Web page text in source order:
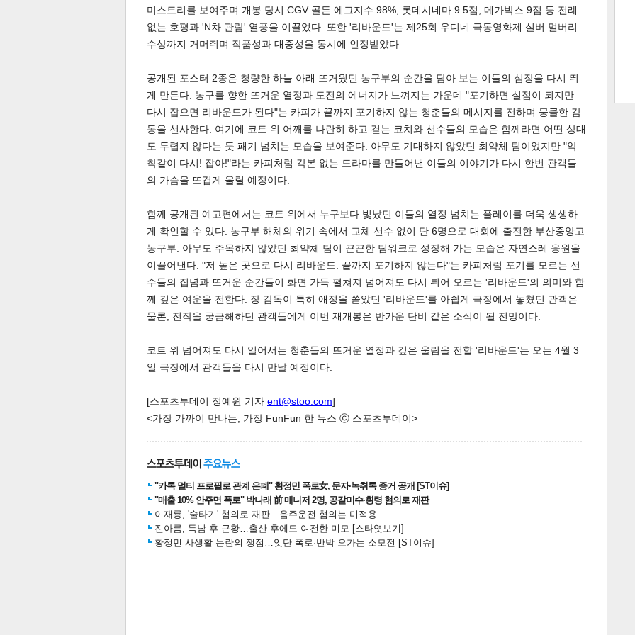
스북 터 공 공유 버블
달기
미스트리를 보여주며 개봉 당시 CGV 골든 에그지수 98%, 롯데시네마 9.5점, 메가박스 9점 등 전례
없는 호평과 'N차 관람' 열풍을 이끌었다. 또한 '리바운드'는 제25회 우디네 극동영화제 실버 멀버리
수상까지 거머쥐며 작품성과 대중성을 동시에 인정받았다.
공개된 포스터 2종은 청량한 하늘 아래 뜨거웠던 농구부의 순간을 담아 보는 이들의 심장을 다시 뛰
게 만든다. 농구를 향한 뜨거운 열정과 도전의 에너지가 느껴지는 가운데 "포기하면 실점이 되지만
다시 잡으면 리바운드가 된다"는 카피가 끝까지 포기하지 않는 청춘들의 메시지를 전하며 뭉클한 감
동을 선사한다. 여기에 코트 위 어깨를 나란히 하고 걷는 코치와 선수들의 모습은 함께라면 어떤 상대
도 두렵지 않다는 듯 패기 넘치는 모습을 보여준다. 아무도 기대하지 않았던 최약체 팀이었지만 "악
착같이 다시! 잡아!"라는 카피처럼 각본 없는 드라마를 만들어낸 이들의 이야기가 다시 한번 관객들
의 가슴을 뜨겁게 울릴 예정이다.
함께 공개된 예고편에서는 코트 위에서 누구보다 빛났던 이들의 열정 넘치는 플레이를 더욱 생생하
게 확인할 수 있다. 농구부 해체의 위기 속에서 교체 선수 없이 단 6명으로 대회에 출전한 부산중앙고
농구부. 아무도 주목하지 않았던 최약체 팀이 끈끈한 팀워크로 성장해 가는 모습은 자연스레 응원을
이끌어낸다. "저 높은 곳으로 다시 리바운드. 끝까지 포기하지 않는다"는 카피처럼 포기를 모르는 선
수들의 집념과 뜨거운 순간들이 화면 가득 펼쳐져 넘어져도 다시 튀어 오르는 '리바운드'의 의미와 함
께 깊은 여운을 전한다. 장 감독이 특히 애정을 쏟았던 '리바운드'를 아쉽게 극장에서 놓쳤던 관객은
물론, 전작을 궁금해하던 관객들에게 이번 재개봉은 반가운 단비 같은 소식이 될 전망이다.
코트 위 넘어져도 다시 일어서는 청춘들의 뜨거운 열정과 깊은 울림을 전할 '리바운드'는 오는 4월 3
일 극장에서 관객들을 다시 만날 예정이다.
[스포츠투데이 정예원 기자 ent@stoo.com]
<가장 가까이 만나는, 가장 FunFun 한 뉴스 ⓒ 스포츠투데이>
"카톡 멀티 프로필로 관계 은폐" 황정민 폭로女, 문자·녹취록 증거 공개 [ST이슈]
"매출 10% 안주면 폭로" 박나래 前 매니저 2명, 공갈미수·횡령 혐의로 재판
이재룡, '술타기' 혐의로 재판…음주운전 혐의는 미적용
진아름, 득남 후 근황…출산 후에도 여전한 미모 [스타엿보기]
황정민 사생활 논란의 쟁점…잇단 폭로·반박 오가는 소모전 [ST이슈]